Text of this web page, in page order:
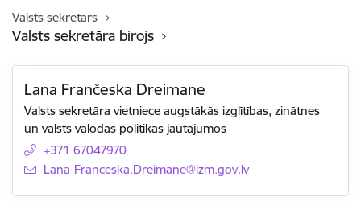
Valsts sekretārs
Valsts sekretāra birojs
Lana Frančeska Dreimane
Valsts sekretāra vietniece augstākās izglītības, zinātnes
un valsts valodas politikas jautājumos
+371 67047970
E-mail:
Lana-Franceska.Dreimane@izm.gov.lv